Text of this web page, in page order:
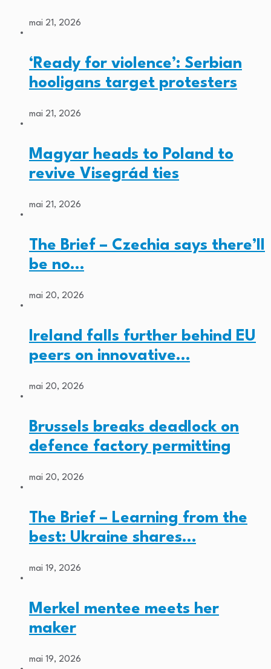
mai 21, 2026
‘Ready for violence’: Serbian
hooligans target protesters
mai 21, 2026
Magyar heads to Poland to
revive Visegrád ties
mai 21, 2026
The Brief – Czechia says there’ll
be no…
mai 20, 2026
Ireland falls further behind EU
peers on innovative…
mai 20, 2026
Brussels breaks deadlock on
defence factory permitting
mai 20, 2026
The Brief – Learning from the
best: Ukraine shares…
mai 19, 2026
Merkel mentee meets her
maker
mai 19, 2026